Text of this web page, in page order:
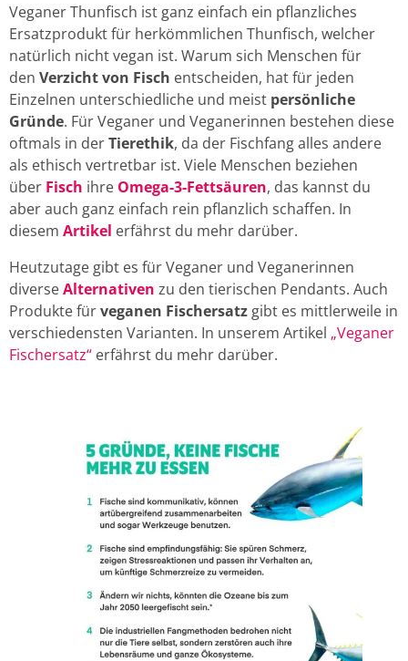
Veganer Thunfisch ist ganz einfach ein pflanzliches
Ersatzprodukt für herkömmlichen Thunfisch, welcher
natürlich nicht vegan ist. Warum sich Menschen für
den Verzicht von Fisch entscheiden, hat für jeden
Einzelnen unterschiedliche und meist persönliche
Gründe. Für Veganer und Veganerinnen bestehen diese
oftmals in derTierethik, da der Fischfang alles andere
als ethisch vertretbar ist. Viele Menschen beziehen
über Fisch ihre Omega-3-Fettsäuren, das kannst du
aber auch ganz einfach rein pflanzlich schaffen. In
diesem Artikel erfährst du mehr darüber.
Heutzutage gibt es für Veganer und Veganerinnen
diverseAlternativen zu den tierischen Pendants. Auch
Produkte fürveganen Fischersatz gibt es mittlerweile in
verschiedensten Varianten. In unserem Artikel „Veganer
Fischersatz“ erfährst du mehr darüber.